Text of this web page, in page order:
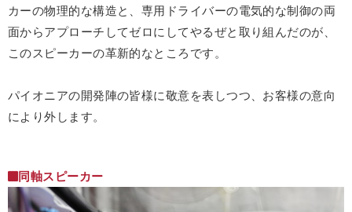
カーの物理的な構造と、専用ドライバーの電気的な制御の両
面からアプローチしてゼロにしてやるぜと取り組んだのが、
このスピーカーの革新的なところです。
パイオニアの開発陣の皆様に敬意を表しつつ、お客様の意向
により外します。
同軸スピーカー